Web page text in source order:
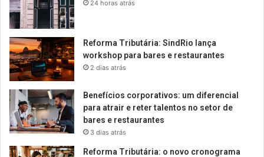
24 horas atrás
Reforma Tributária: SindRio lança
workshop para bares e restaurantes
2 dias atrás
Benefícios corporativos: um diferencial
para atrair e reter talentos no setor de
bares e restaurantes
3 dias atrás
Reforma Tributária: o novo cronograma